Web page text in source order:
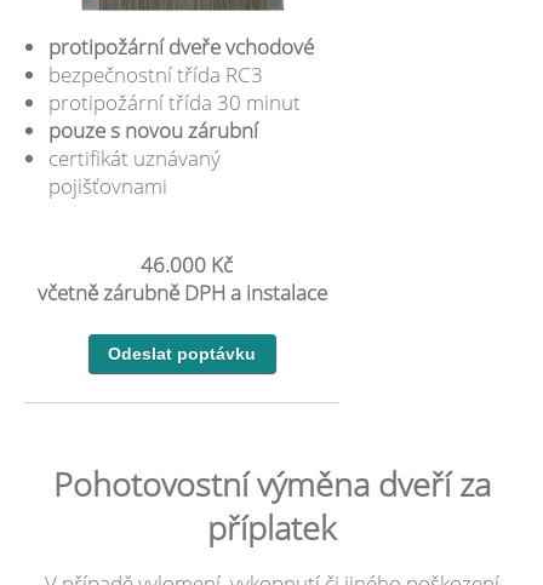
protipožární dveře vchodové
bezpečnostní třída RC3
protipožární třída 30 minut
pouze s novou zárubní
certifikát uznávaný
pojišťovnami
46.000 Kč
včetně zárubně DPH a instalace
Pohotovostní výměna dveří za
příplatek